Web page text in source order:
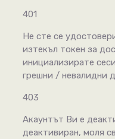
401
Не сте се
изтекъл токен за
инициализирате
грешни / невалидни
403
Акаунтът Ви е
деактивиран, моля